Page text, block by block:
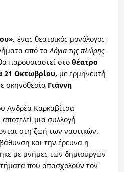
, ένας θεατρικός μονόλογος
από ταΛόγια της πλώρης
παρουσιαστεί στο θέατρο
21 Οκτωβρίου, με ερμηνευτή
σκηνοθεσία Γιάννη
Ανδρέα Καρκαβίτσα
μια συλλογή
στη ζωή των ναυτικών.
και την έρευνα η
με μνήμες των δημιουργών
που απασχολούν τον